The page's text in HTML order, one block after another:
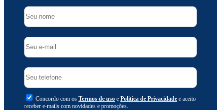
Concordo com os Termos de uso e Politica de Privacidade e aceito
receber e-mails com novidades e promoções.